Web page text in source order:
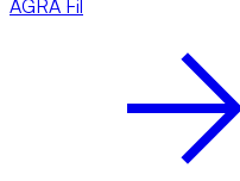
AGRA Fil